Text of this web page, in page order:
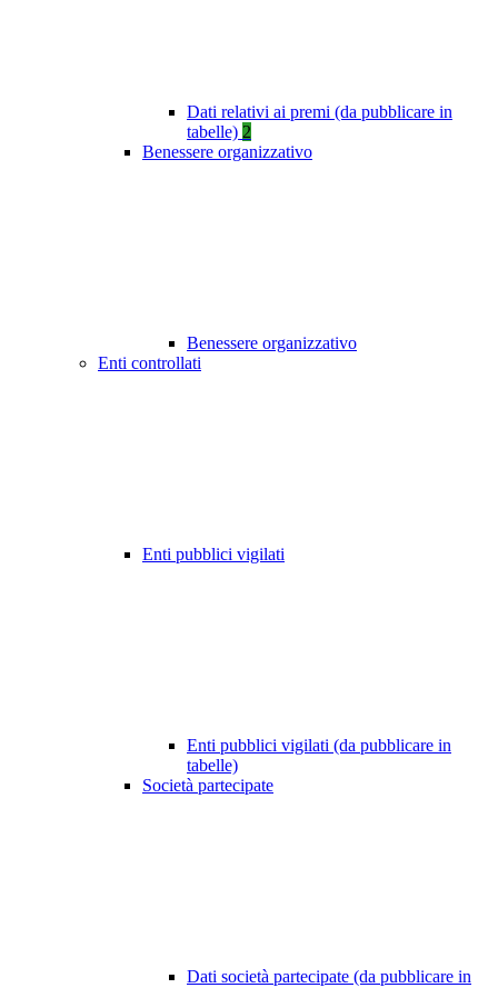
Dati relativi ai premi (da pubblicare in
tabelle) 2
Benessere organizzativo
Benessere organizzativo
Enti controllati
Enti pubblici vigilati
Enti pubblici vigilati (da pubblicare in
tabelle)
Società partecipate
Dati società partecipate (da pubblicare in